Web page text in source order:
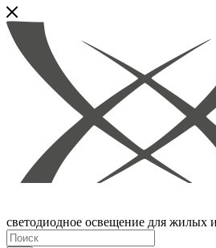
светодиодное освещение для